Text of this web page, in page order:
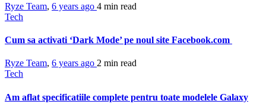
Ryze Team, 6 years ago 4 min read
Tech
Cum sa activati ‘Dark Mode’ pe noul site Facebook.com
Ryze Team, 6 years ago 2 min read
Tech
Am aflat specificatiile complete pentru toate modelele Galaxy